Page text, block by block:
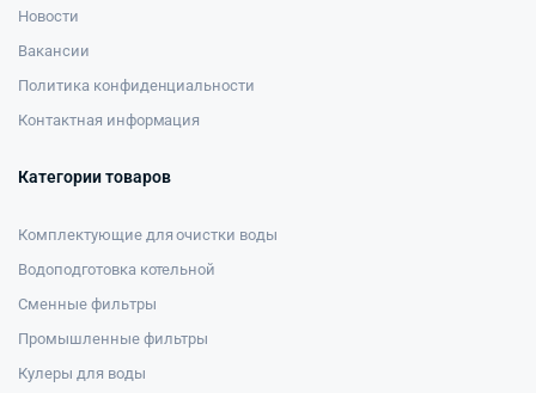
Новости
Вакансии
Политика конфиденциальности
Контактная информация
Категории товаров
Комплектующие для очистки воды
Водоподготовка котельной
Сменные фильтры
Промышленные фильтры
Кулеры для воды